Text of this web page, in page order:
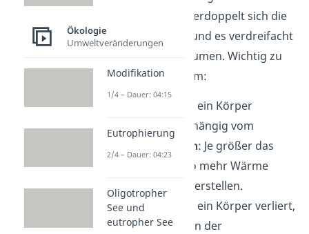
verdoppelt, dann verdoppelt sich die
Körperoberfläche und es verdreifacht
sich das Körpervolumen. Wichtig zu
wissen ist außerdem:
Wie viel Wärme ein Körper
herstellt, ist abhängig vom
Körpervolumen: Je größer das
Volumen, desto mehr Wärme
kann das Tier herstellen.
Wie viel Wärme ein Körper verliert,
ist abhängig von der
Ökologie
Umweltveränderungen
Modifikation
1/4 – Dauer: 04:15
Eutrophierung
2/4 – Dauer: 04:23
Oligotropher
See und
eutropher See